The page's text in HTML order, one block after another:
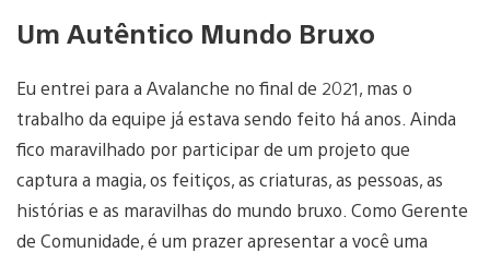
Um Autêntico Mundo Bruxo
Eu entrei para a Avalanche no final de 2021, mas o
trabalho da equipe já estava sendo feito há anos. Ainda
fico maravilhado por participar de um projeto que
captura a magia, os feitiços, as criaturas, as pessoas, as
histórias e as maravilhas do mundo bruxo. Como Gerente
de Comunidade, é um prazer apresentar a você uma